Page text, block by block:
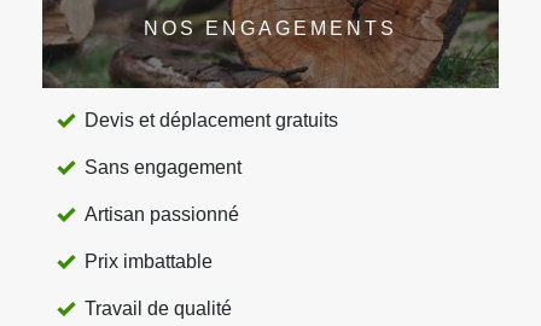
NOS ENGAGEMENTS
Devis et déplacement gratuits
Sans engagement
Artisan passionné
Prix imbattable
Travail de qualité